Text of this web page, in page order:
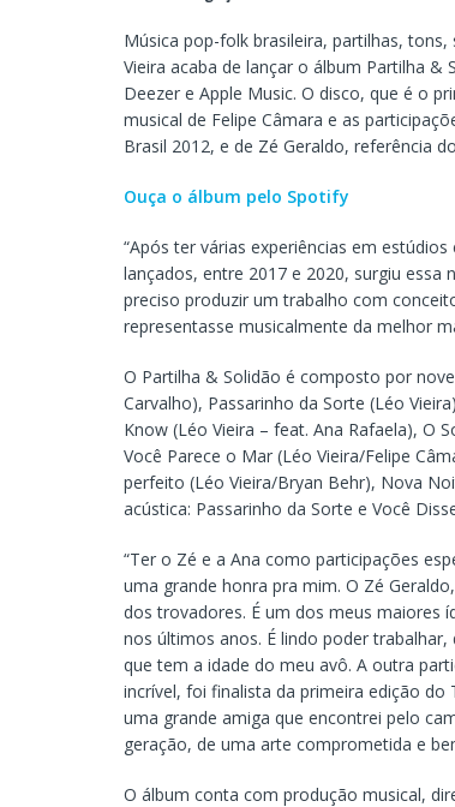
Música pop-folk brasileira, partilhas,
Vieira acaba de lançar o álbum Partilha
Deezer e Apple Music. O disco, que é o
musical de Felipe Câmara e as
Brasil 2012, e de Zé Geraldo, referência
Ouça o álbum pelo Spotify
“Após ter várias experiências em
lançados, entre 2017 e 2020, surgiu essa
preciso produzir um trabalho com
representasse musicalmente da melhor
O Partilha & Solidão é composto por
Carvalho), Passarinho da Sorte (Léo
Know (Léo Vieira – feat. Ana Rafaela), O
Você Parece o Mar (Léo Vieira/Felipe
perfeito (Léo Vieira/Bryan Behr), Nova
acústica: Passarinho da Sorte e Você
“Ter o Zé e a Ana como participações
uma grande honra pra mim. O Zé
dos trovadores. É um dos meus maiores
nos últimos anos. É lindo poder
que tem a idade do meu avô. A outra
incrível, foi finalista da primeira edição do
uma grande amiga que encontrei pelo
geração, de uma arte comprometida e
O álbum conta com produção musical,